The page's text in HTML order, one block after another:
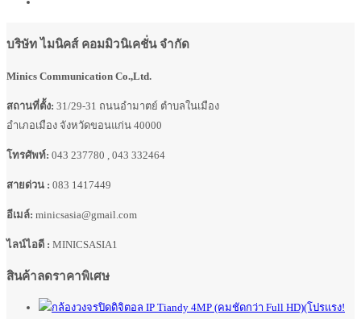
บริษัท ไมนิคส์ คอมมิวนิเคชั่น จำกัด
Minics Communication Co.,Ltd.
สถานที่ตั้ง: 31/29-31 ถนนอำมาตย์ ตำบลในเมือง
อำเภอเมือง จังหวัดขอนแก่น 40000
โทรศัพท์: 043 237780 , 043 332464
สายด่วน : 083 1417449
อีเมล์: minicsasia@gmail.com
ไลน์ไอดี : MINICSASIA1
สินค้าลดราคาพิเศษ
(โปรแรง!